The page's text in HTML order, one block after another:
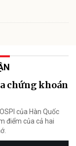
chứng khoán
của Hàn Quốc
điểm của cả hai